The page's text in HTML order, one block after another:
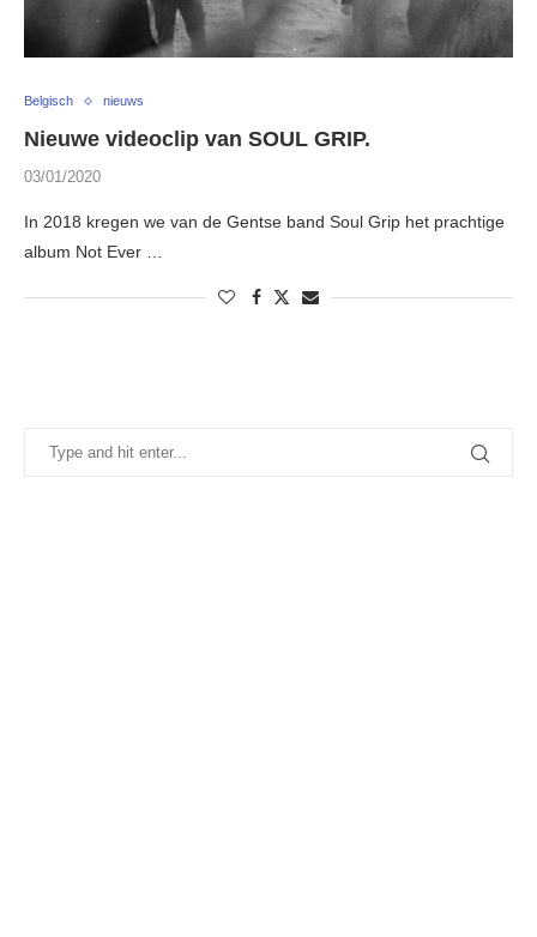
Belgisch nieuws
Nieuwe videoclip van SOUL GRIP.
03/01/2020
In 2018 kregen we van de Gentse band Soul Grip het prachtige
album Not Ever …